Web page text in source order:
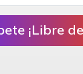
¡Libre